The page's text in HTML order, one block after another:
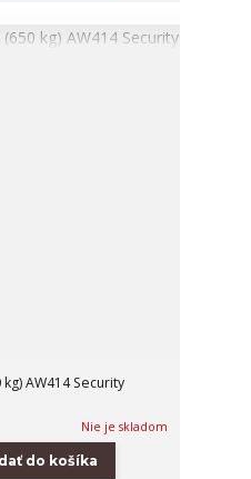
AW414 Security
Nie je skladom
do košíka